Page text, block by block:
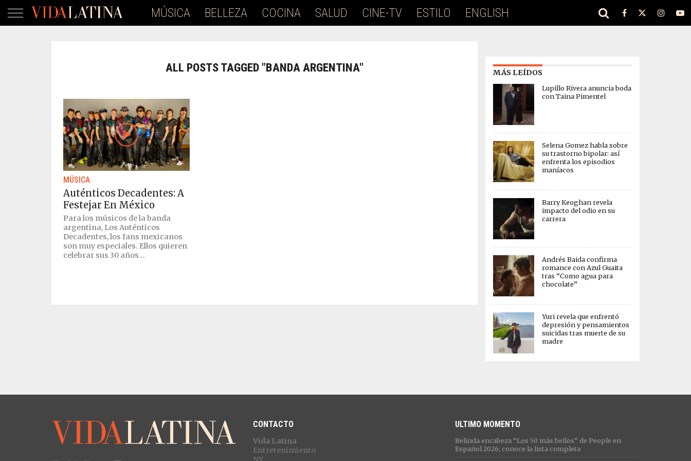
MÚSICA BELLEZA COCINA SALUD CINE-TV ESTILO ENGLISH
ALL POSTS TAGGED "BANDA ARGENTINA"
MÚSICA
Auténticos Decadentes: A
Festejar En México
Para los músicos de la banda
argentina, Los Auténticos
Decadentes, los fans mexicanos
son muy especiales. Ellos quieren
celebrar sus 30 años...
MÁS LEÍDOS
Lupillo Rivera anuncia boda
con Taina Pimentel
Selena Gomez habla sobre
su trastorno bipolar: así
enfrenta los episodios
maníacos
Barry Keoghan revela
impacto del odio en su
carrera
Andrés Baida confirma
romance con Azul Guaita
tras “Como agua para
chocolate”
Yuri revela que enfrentó
depresión y pensamientos
suicidas tras muerte de su
madre
CONTACTO
Vida Latina
Entretenimiento
ULTIMO MOMENTO
Belinda encabeza “Los 50 más bellos” de People en
Español 2026; conoce la lista completa